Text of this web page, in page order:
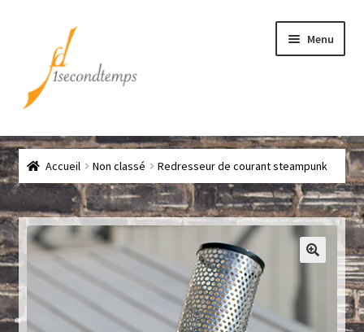
navigation
contenu
Menu
Accueil
Chef
CLICK & COLLECT
Conditions générales de vente
Contact
Accueil Non classé Redresseur de courant steampunk